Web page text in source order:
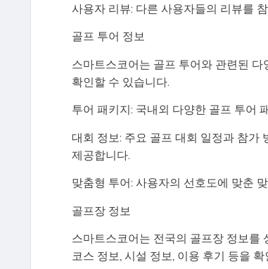
사용자 리뷰: 다른 사용자들의 리뷰를
골프 투어 정보
스마트스코어는 골프 투어와 관련된
확인할 수 있습니다.
투어 패키지: 국내외 다양한 골프 투어
대회 정보: 주요 골프 대회 일정과 참가
제공합니다.
맞춤형 투어: 사용자의 선호도에 맞춘
골프장 정보
스마트스코어는 전국의 골프장 정보를
코스 정보, 시설 정보, 이용 후기 등을